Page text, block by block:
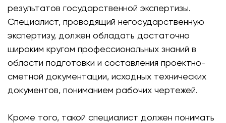
результатов государственной экспертизы.
Специалист, проводящий негосударственную
экспертизу, должен обладать достаточно
широким кругом профессиональных знаний в
области подготовки и составления проектно-
сметной документации, исходных технических
документов, пониманием рабочих чертежей.
Кроме того, такой специалист должен понимать